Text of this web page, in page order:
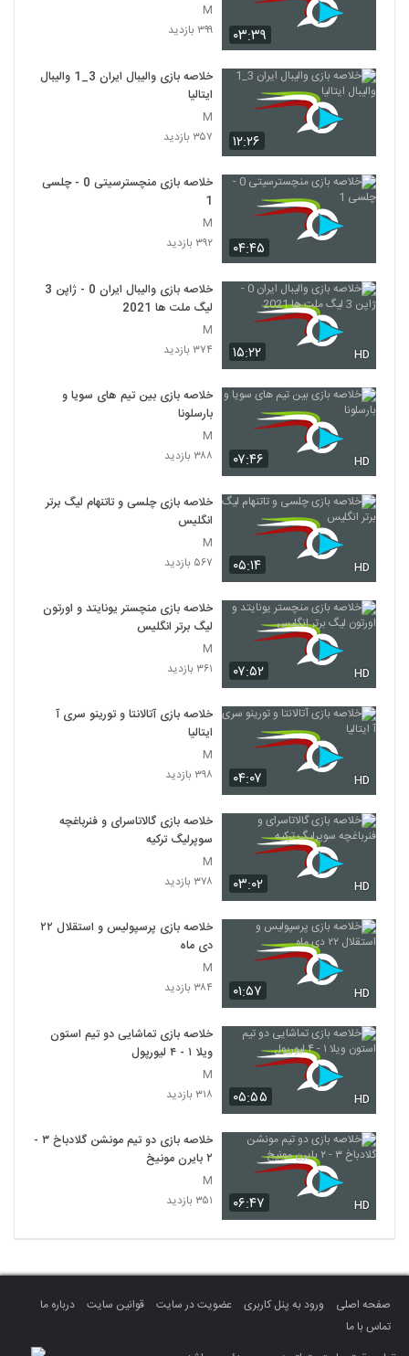
۰۳:۳۹
M
۳۹۹ بازدید
۱۲:۲۶
خلاصه بازی والیبال ایران 3_1 والیبال
ایتالیا
M
۳۵۷ بازدید
۰۴:۴۵
خلاصه بازی منچسترسیتی 0 - چلسی
1
M
۳۹۲ بازدید
۱۵:۲۲ HD
خلاصه بازی والیبال ایران 0 - ژاپن 3
لیگ ملت ها 2021
M
۳۷۴ بازدید
۰۷:۴۶ HD
خلاصه بازی بین تیم های سویا و
بارسلونا
M
۳۸۸ بازدید
۰۵:۱۴ HD
خلاصه بازی چلسی و تاتنهام لیگ برتر
انگلیس
M
۵۶۷ بازدید
۰۷:۵۲ HD
خلاصه بازی منچستر یونایتد و اورتون
لیگ برتر انگلیس
M
۳۶۱ بازدید
۰۴:۰۷ HD
خلاصه بازی آتالانتا و تورینو سری آ
ایتالیا
M
۳۹۸ بازدید
۰۳:۰۲ HD
خلاصه بازی گالاتاسرای و فنرباغچه
سوپرلیگ ترکیه
M
۳۷۸ بازدید
۰۱:۵۷ HD
خلاصه بازی پرسپولیس و استقلال ۲۲
دی ماه
M
۳۸۴ بازدید
۰۵:۵۵ HD
خلاصه بازی تماشایی دو تیم استون
ویلا ۱ - ۴ لیورپول
M
۳۱۸ بازدید
۰۶:۴۷ HD
خلاصه بازی دو تیم مونشن گلادباخ ۳ -
۲ بایرن مونیخ
M
۳۵۱ بازدید
صفحه اصلی ورود به پنل کاربری عضویت در سایت قوانین سایت
درباره ما
تماس با ما